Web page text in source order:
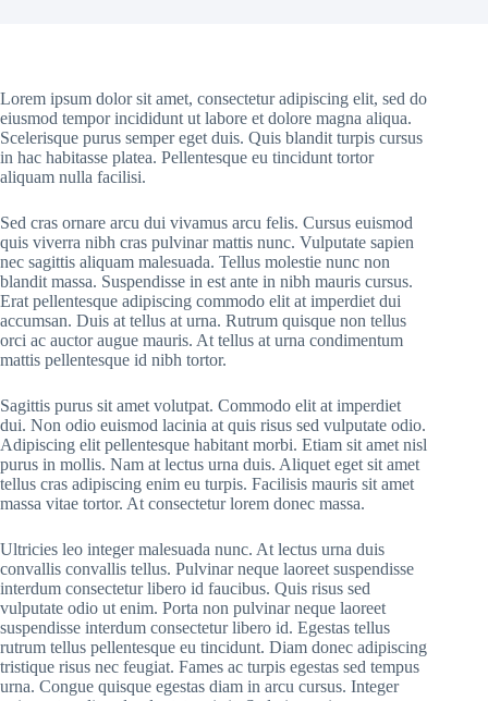
Lorem ipsum dolor sit amet, consectetur adipiscing elit, sed do
eiusmod tempor incididunt ut labore et dolore magna aliqua.
Scelerisque purus semper eget duis. Quis blandit turpis cursus
in hac habitasse platea. Pellentesque eu tincidunt tortor
aliquam nulla facilisi.
Sed cras ornare arcu dui vivamus arcu felis. Cursus euismod
quis viverra nibh cras pulvinar mattis nunc. Vulputate sapien
nec sagittis aliquam malesuada. Tellus molestie nunc non
blandit massa. Suspendisse in est ante in nibh mauris cursus.
Erat pellentesque adipiscing commodo elit at imperdiet dui
accumsan. Duis at tellus at urna. Rutrum quisque non tellus
orci ac auctor augue mauris. At tellus at urna condimentum
mattis pellentesque id nibh tortor.
Sagittis purus sit amet volutpat. Commodo elit at imperdiet
dui. Non odio euismod lacinia at quis risus sed vulputate odio.
Adipiscing elit pellentesque habitant morbi. Etiam sit amet nisl
purus in mollis. Nam at lectus urna duis. Aliquet eget sit amet
tellus cras adipiscing enim eu turpis. Facilisis mauris sit amet
massa vitae tortor. At consectetur lorem donec massa.
Ultricies leo integer malesuada nunc. At lectus urna duis
convallis convallis tellus. Pulvinar neque laoreet suspendisse
interdum consectetur libero id faucibus. Quis risus sed
vulputate odio ut enim. Porta non pulvinar neque laoreet
suspendisse interdum consectetur libero id. Egestas tellus
rutrum tellus pellentesque eu tincidunt. Diam donec adipiscing
tristique risus nec feugiat. Fames ac turpis egestas sed tempus
urna. Congue quisque egestas diam in arcu cursus. Integer